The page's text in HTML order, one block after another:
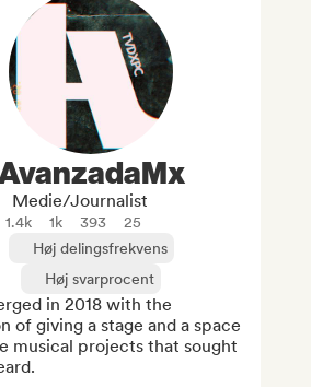
Medie/journalist
1.4k 1k 393
25
Høj delingsfrekvens
Høj svarprocent
in 2018 with the
of giving a stage and a space
musical projects that sought